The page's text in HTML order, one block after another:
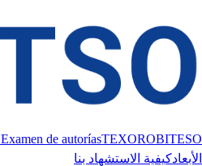
Examen de autoríasTEXOROBITESO
الأبعادكيفية الاستشهاد بنا